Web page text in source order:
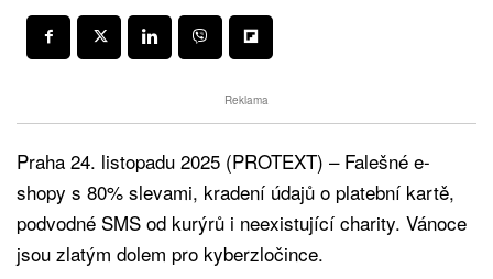
Reklama
Praha 24. listopadu 2025 (PROTEXT) – Falešné e-
shopy s 80% slevami, kradení údajů o platební kartě,
podvodné SMS od kurýrů i neexistující charity. Vánoce
jsou zlatým dolem pro kyberzločince.